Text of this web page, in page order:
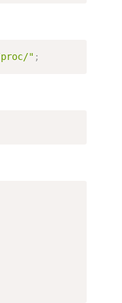
" ;